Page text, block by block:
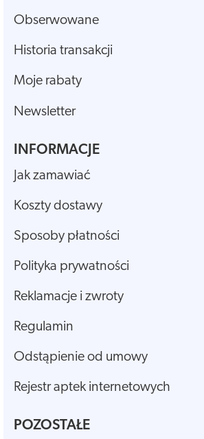
Obserwowane
Historia transakcji
Moje rabaty
Newsletter
INFORMACJE
Jak zamawiać
Koszty dostawy
Sposoby płatności
Polityka prywatności
Reklamacje i zwroty
Regulamin
Odstąpienie od umowy
Rejestr aptek internetowych
POZOSTAŁE